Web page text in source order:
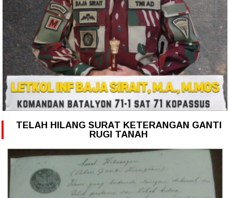
TELAH HILANG SURAT KETERANGAN GANTI
RUGI TANAH